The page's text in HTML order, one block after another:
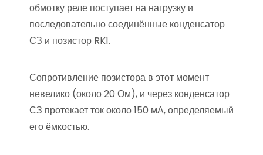
обмотку реле поступает на нагрузку и
последовательно соединённые конденсатор
СЗ и позистор RK1.
Сопротивление позистора в этот момент
невелико (около 20 Ом), и через конденсатор
СЗ протекает ток около 150 мА, определяемый
его ёмкостью.